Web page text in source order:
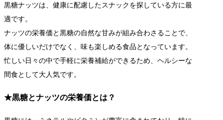
黒糖ナッツは、健康に配慮したスナックを探している方に最
適です。
ナッツの栄養価と黒糖の自然な甘みが組み合わさることで、
体に優しいだけでなく、味も楽しめる食品となっています。
忙しい日々の中で手軽に栄養補給ができるため、ヘルシーな
間食として大人気です。
★黒糖とナッツの栄養価とは？